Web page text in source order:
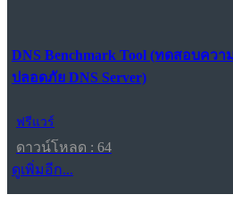
DNS Benchmark Tool (ทดสอบควา
ปลอดภัย DNS Server)
ฟรีแวร์
ดาวน์โหลด : 64
ดูเพิ่มอีก...